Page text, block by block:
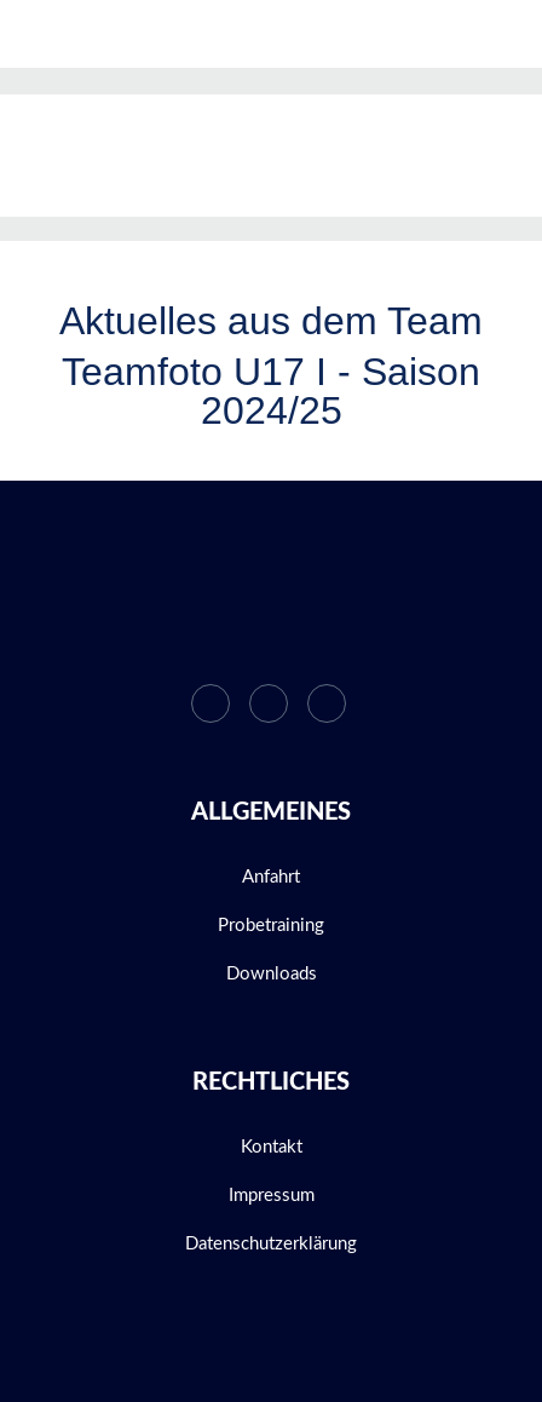
Aktuelles aus dem Team
Teamfoto U17 I - Saison
2024/25
ALLGEMEINES
Anfahrt
Probetraining
Downloads
RECHTLICHES
Kontakt
Impressum
Datenschutzerklärung